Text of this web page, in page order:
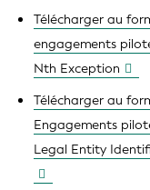
Télécharger au
engagements
Nth Exception
Télécharger au
Engagements
Legal Entity